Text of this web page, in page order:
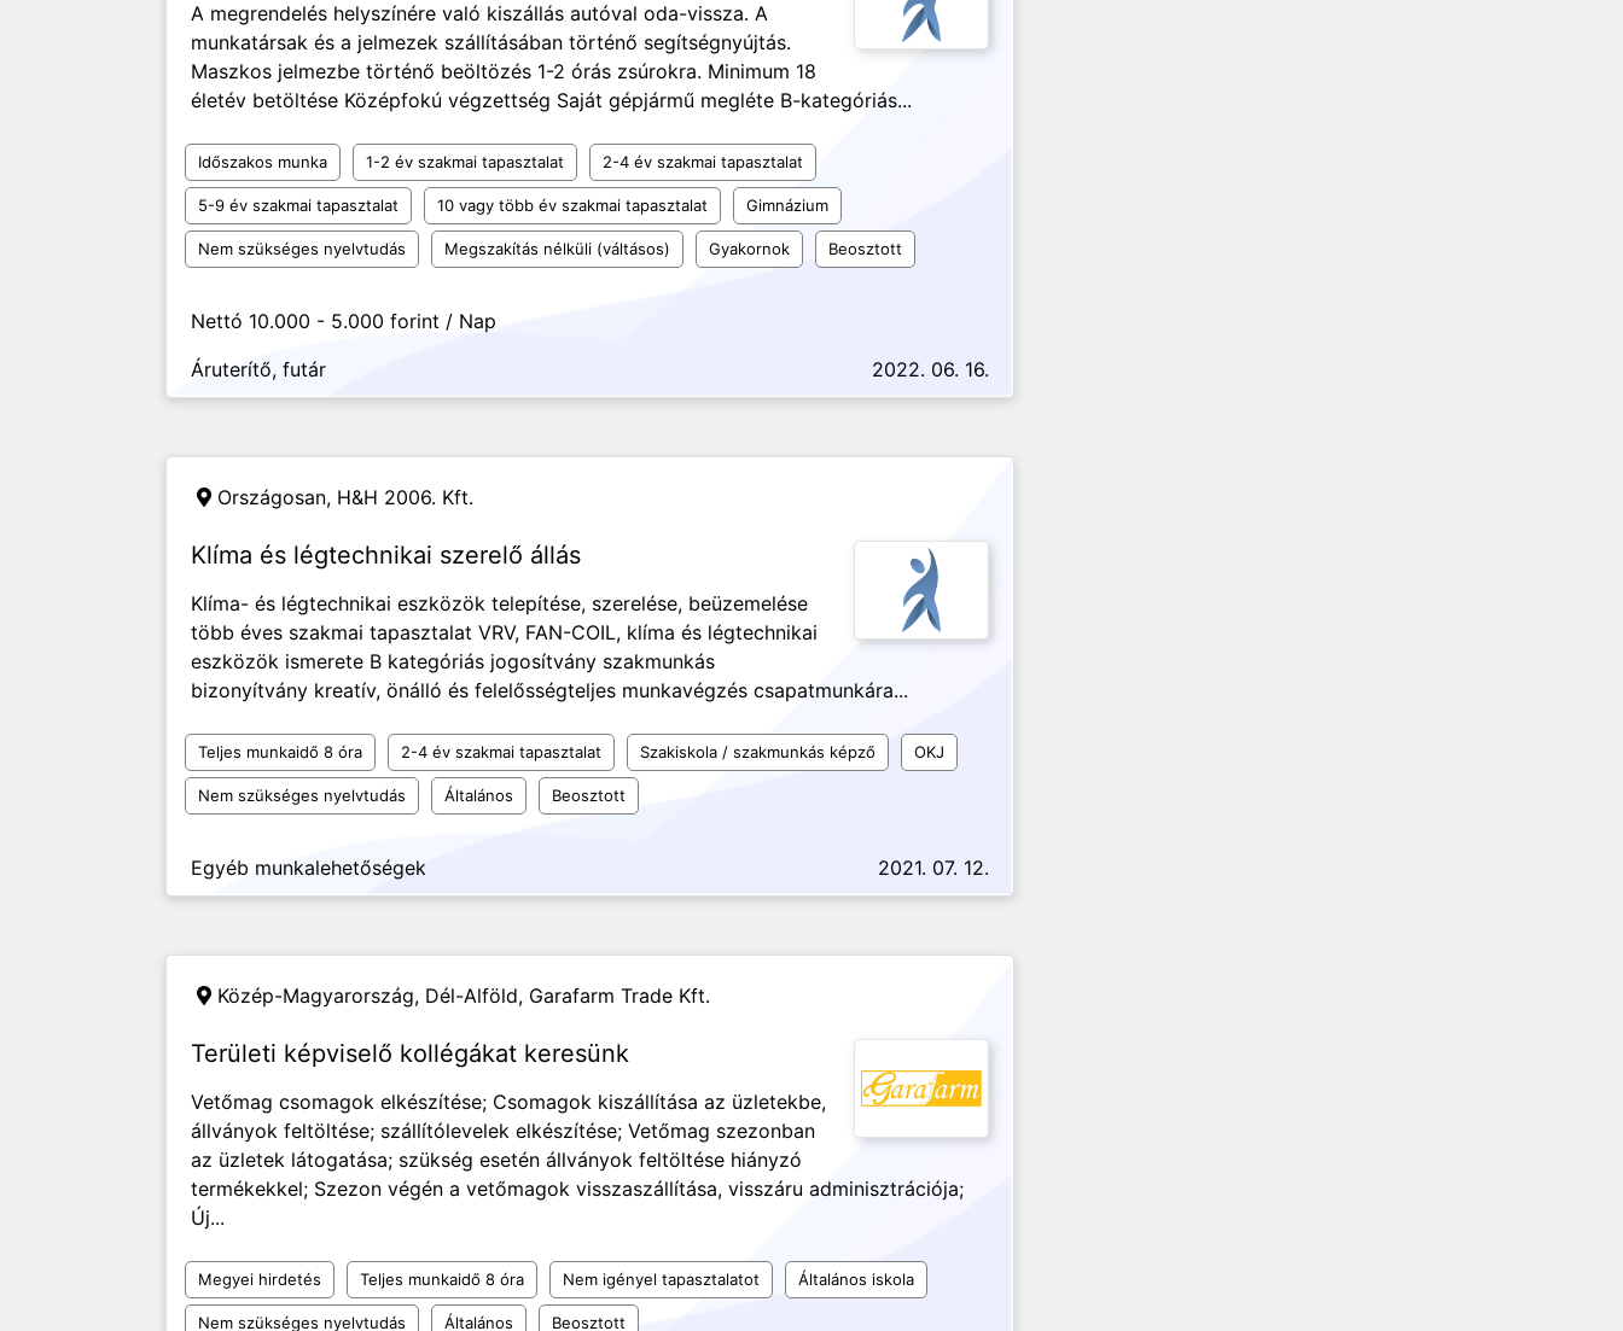
A megrendelés helyszínére való kiszállás autóval oda-vissza. A
munkatársak és a jelmezek szállításában történő segítségnyújtás.
Maszkos jelmezbe történő beöltözés 1-2 órás zsúrokra. Minimum 18
életév betöltése Középfokú végzettség Saját gépjármű megléte B-kategóriás...
Időszakos munka 1-2 év szakmai tapasztalat 2-4 év szakmai tapasztalat
5-9 év szakmai tapasztalat 10 vagy több év szakmai tapasztalat Gimnázium
Nem szükséges nyelvtudás Megszakítás nélküli (váltásos) Gyakornok Beosztott
Nettó 10.000 - 5.000 forint / Nap
Áruterítő, futár
2022. 06. 16.
Országosan, H&H 2006. Kft.
Klíma és légtechnikai szerelő állás
Klíma- és légtechnikai eszközök telepítése, szerelése, beüzemelése
több éves szakmai tapasztalat VRV, FAN-COIL, klíma és légtechnikai
eszközök ismerete B kategóriás jogosítvány szakmunkás
bizonyítvány kreatív, önálló és felelősségteljes munkavégzés csapatmunkára...
Teljes munkaidő 8 óra 2-4 év szakmai tapasztalat Szakiskola / szakmunkás képző OKJ
Nem szükséges nyelvtudás Általános Beosztott
Egyéb munkalehetőségek 2021. 07. 12.
Közép-Magyarország, Dél-Alföld, Garafarm Trade Kft.
Területi képviselő kollégákat keresünk
Vetőmag csomagok elkészítése; Csomagok kiszállítása az üzletekbe,
állványok feltöltése; szállítólevelek elkészítése; Vetőmag szezonban
az üzletek látogatása; szükség esetén állványok feltöltése hiányzó
termékekkel; Szezon végén a vetőmagok visszaszállítása, visszáru adminisztrációja;
Új...
Megyei hirdetés Teljes munkaidő 8 óra Nem igényel tapasztalatot Általános iskola
Nem szükséges nyelvtudás Általános Beosztott